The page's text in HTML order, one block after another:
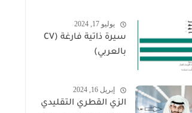
يوليو 17, 2024
سيرة ذاتية فارغة (CV
بالعربي)
إبريل 16, 2024
الزي القطري التقليدي